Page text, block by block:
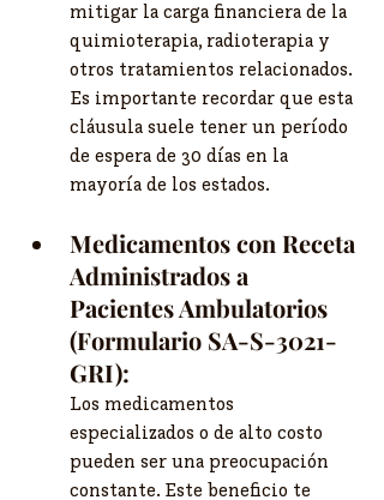
mitigar la carga financiera de la
quimioterapia, radioterapia y
otros tratamientos relacionados.
Es importante recordar que esta
cláusula suele tener un período
de espera de 30 días en la
mayoría de los estados.
Medicamentos con Receta
Administrados a
Pacientes Ambulatorios
(Formulario SA-S-3021-
GRI):
Los medicamentos
especializados o de alto costo
pueden ser una preocupación
constante. Este beneficio te